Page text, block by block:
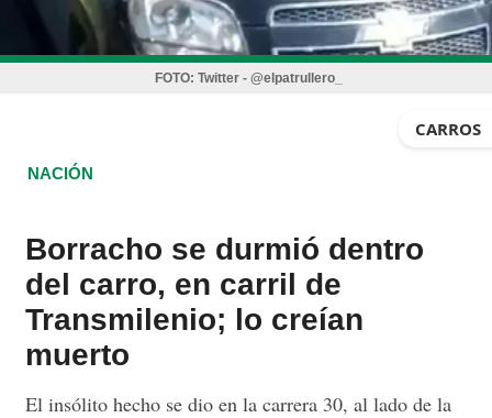
FOTO: Twitter - @elpatrullero_
CARROS
NACIÓN
Borracho se durmió dentro
del carro, en carril de
Transmilenio; lo creían
muerto
El insólito hecho se dio en la carrera 30, al lado de la